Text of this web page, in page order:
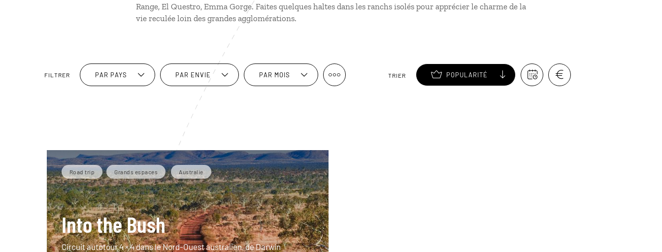
Range, El Questro, Emma Gorge. Faites quelques haltes dans les ranchs isolés pour apprécier le charme de la
vie reculée loin des grandes agglomérations.
FILTRER PAR PAYS PAR ENVIE PAR MOIS TRIER POPULARITÉ
Road trip Grands espaces Australie
Into the Bush
Circuit autotour 4 × 4 dans le Nord-Ouest australien, de Darwin